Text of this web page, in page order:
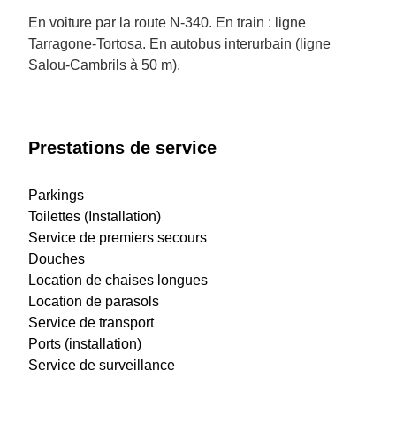
En voiture par la route N-340. En train : ligne
Tarragone-Tortosa. En autobus interurbain (ligne
Salou-Cambrils à 50 m).
Prestations de service
Parkings
Toilettes (Installation)
Service de premiers secours
Douches
Location de chaises longues
Location de parasols
Service de transport
Ports (installation)
Service de surveillance